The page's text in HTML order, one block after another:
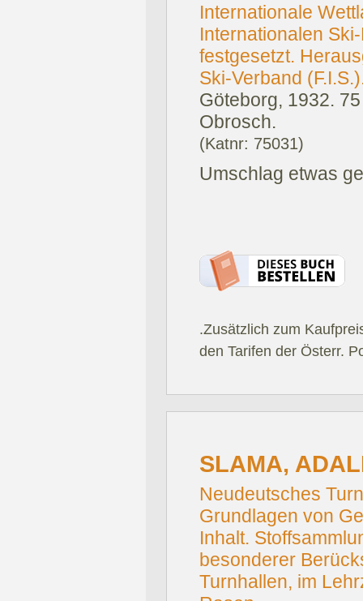
Internationale
Internationalen
festgesetzt.
Ski-Verband
Göteborg, 1932.
Obrosch.
(Katnr: 75031)
Umschlag etwas
.Zusätzlich zum
den Tarifen der Österr.
SLAMA,
Neudeutsches
Grundlagen von
Inhalt.
besonderer
Turnhallen, im